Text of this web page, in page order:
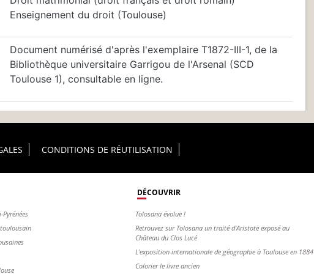
Enseignement du droit (Toulouse)
Document numérisé d'après l'exemplaire T1872-III-1, de la
Bibliothèque universitaire Garrigou de l'Arsenal (SCD
Toulouse 1), consultable en ligne.
CONDITIONS DE RÉUTILISATION
DÉCOUVRIR
Tolosana évolue !
Retrouvez sur Tolosana un traité d'Aristote exposé au
Château du Clos Lucé
L'exposition internationale de géographie à Toulouse en 1884
Colorier le livre ancien